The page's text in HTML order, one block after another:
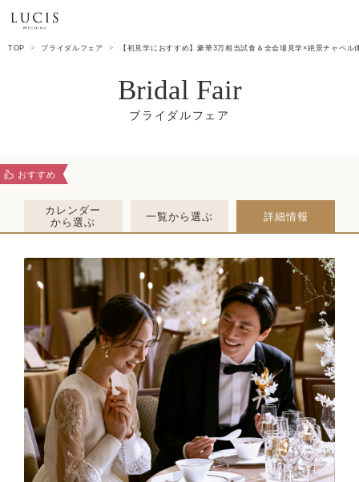
TOP ブライダルフェア 【初見学におすすめ】豪華3万相当試食＆全会場見学×絶景チャペル
Bridal Fair
カレンダー
から選ぶ
一覧から選ぶ 詳細情報
おすすめ